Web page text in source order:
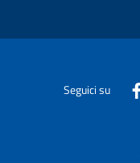
Seguici su